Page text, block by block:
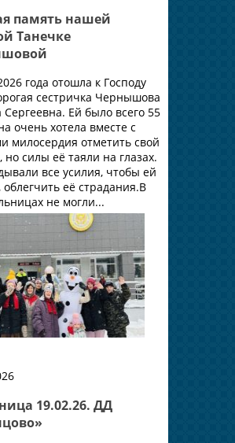
память нашей
Танечке
года отошла к Господу
сестричка Чернышова
Сергеевна. Ей было всего 55
очень хотела вместе с
милосердия отметить свой
силы её таяли на глазах.
все усилия, чтобы ей
её страдания.В
не могли...
19.02.26. ДД